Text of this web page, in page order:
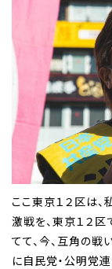
ここ東京１２区は、
激戦を、東京１２
てて、今、互角の戦
に自民党・公明党